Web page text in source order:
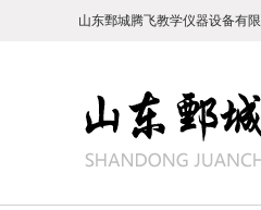
山东鄄城腾飞教学仪器设备有